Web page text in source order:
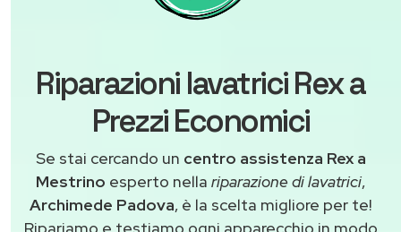
Riparazioni lavatrici Rex a
Prezzi Economici
Se stai cercando un centro assistenza Rex a
Mestrino esperto nella riparazione di lavatrici,
Archimede Padova, è la scelta migliore per te!
Ripariamo e testiamo ogni apparecchio in modo